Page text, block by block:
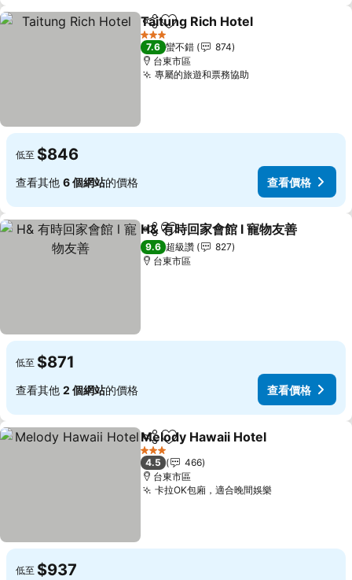
分享 加入我的最愛
Taitung Rich Hotel
3 星級
7.6 蠻不錯
874
台東市區
專屬的旅遊和票務協助
低至 $846
查看其他 6 個網站的價格 查看價格
分享 加入我的最愛
H& 有時回家會館 l 寵物友善
9.6 超級讚
827
台東市區
低至 $871
查看其他 2 個網站的價格 查看價格
分享 加入我的最愛
Melody Hawaii Hotel
3 星級
4.5
466
台東市區
卡拉OK包廂，適合晚間娛樂
低至 $937